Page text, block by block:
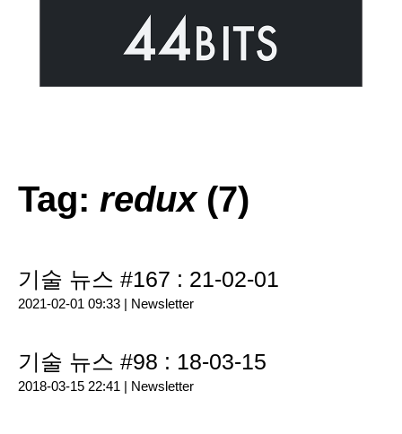
Tag: redux(7)
기술 뉴스 #167 : 21-02-01
2021-02-01 09:33 | Newsletter
기술 뉴스 #98 : 18-03-15
2018-03-15 22:41 | Newsletter